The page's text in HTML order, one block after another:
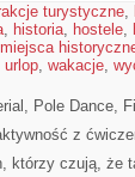
turystyczne,
, historia, hostele,
miejsca
urlop, wakacje,
Pole Dance,
z
którzy czują, że